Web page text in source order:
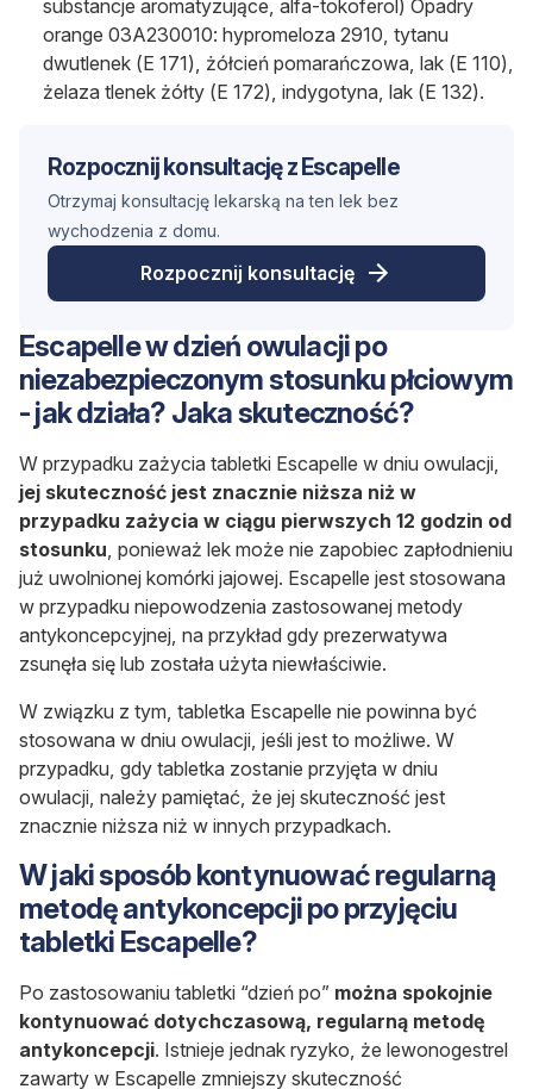
substancje aromatyzujące, alfa-tokoferol) Opadry
orange 03A230010: hypromeloza 2910, tytanu
dwutlenek (E 171), żółcień pomarańczowa, lak (E 110),
żelaza tlenek żółty (E 172), indygotyna, lak (E 132).
Rozpocznij konsultację z Escapelle
Otrzymaj konsultację lekarską na ten lek bez
wychodzenia z domu.
Rozpocznij konsultację
Escapelle w dzień owulacji po
niezabezpieczonym stosunku płciowym
- jak działa? Jaka skuteczność?
W przypadku zażycia tabletki Escapelle w dniu owulacji,
jej skuteczność jest znacznie niższa niż w
przypadku zażycia w ciągu pierwszych 12 godzin od
stosunku , ponieważ lek może nie zapobiec zapłodnieniu
już uwolnionej komórki jajowej. Escapelle jest stosowana
w przypadku niepowodzenia zastosowanej metody
antykoncepcyjnej, na przykład gdy prezerwatywa
zsunęła się lub została użyta niewłaściwie.
W związku z tym, tabletka Escapelle nie powinna być
stosowana w dniu owulacji, jeśli jest to możliwe. W
przypadku, gdy tabletka zostanie przyjęta w dniu
owulacji, należy pamiętać, że jej skuteczność jest
znacznie niższa niż w innych przypadkach.
W jaki sposób kontynuować regularną
metodę antykoncepcji po przyjęciu
tabletki Escapelle?
Po zastosowaniu tabletki “dzień po” można spokojnie
kontynuować dotychczasową, regularną metodę
antykoncepcji. Istnieje jednak ryzyko, że lewonogestrel
zawarty w Escapelle zmniejszy skuteczność